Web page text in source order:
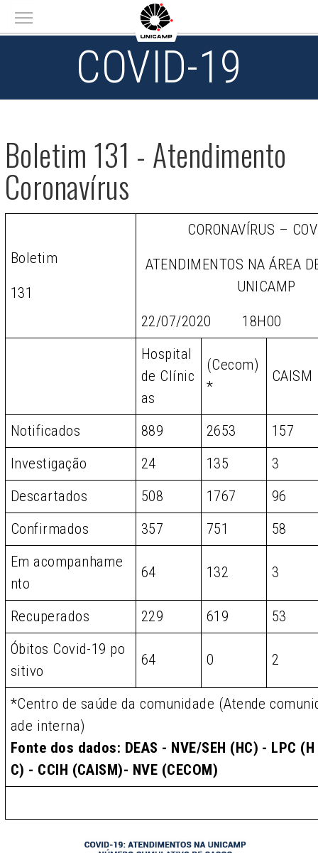
Main menu
COVID-19
Boletim 131 - Atendimento
Coronavírus
Boletim
131
CORONAVÍRUS –
ATENDIMENTOS NA ÁREA
UNICAMP
22/07/2020 18H00
Hospital
de Clínic
as
(Cecom)
*
CAISM
Notificados 889 2653
157
Investigação
24 135
3
Descartados
508 1767
96
Confirmados
357 751
58
Em acompanhame
nto
64 132 3
Recuperados 229 619
53
Óbitos Covid-19 po
sitivo
64 0 2
*Centro de saúde da comunidade (Atende
ade interna)
Fonte dos dados: DEAS - NVE/SEH (HC) - LPC (H
C) - CCIH (CAISM)- NVE (CECOM)